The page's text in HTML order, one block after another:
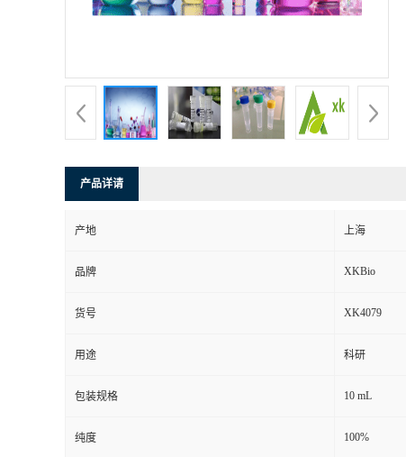
产品详请
产地 上海
品牌 XKBio
货号 XK4079
用途 科研
包装规格 10 mL
纯度 100%